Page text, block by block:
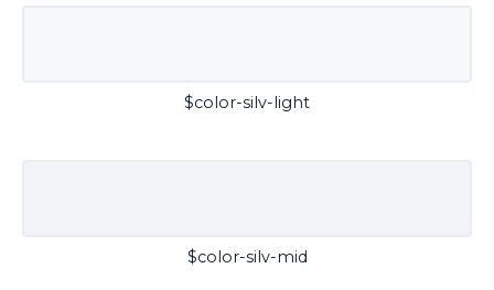
$color-silv-light
$color-silv-mid